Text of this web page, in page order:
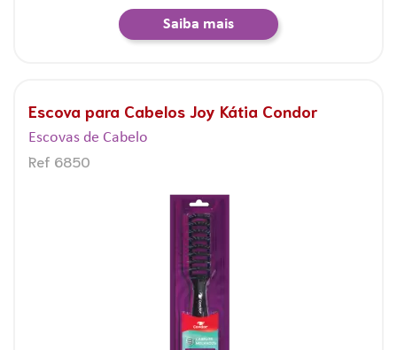
Saiba mais
Escova para Cabelos Joy Kátia Condor
Escovas de Cabelo
Ref 6850